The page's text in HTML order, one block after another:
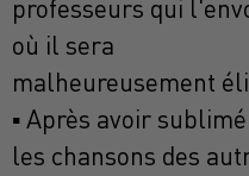
professeurs qui
où il sera
malheureusement
▪ Après avoir
les chansons des